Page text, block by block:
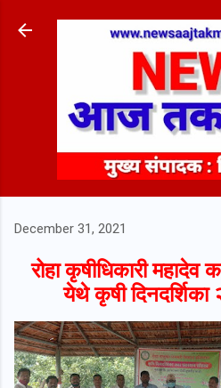
Skip to main
December 31, 2021
रोहा कृषीधिकारी महादेव
येथे कृषी